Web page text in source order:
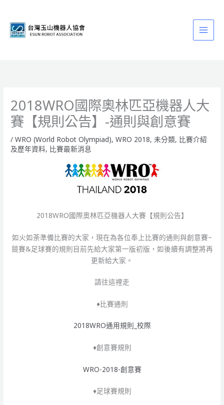
2018WRO國際奧林匹亞機器人大
賽【規則公告】-通則與創意賽
/WRO (World Robot Olympiad),WRO 2018,未分類, 比賽介紹
及歷年資料, 比賽最新消息
2018WRO國際奧林匹亞機器人大賽【規則公告】
如火如荼準備比賽的大家，現在為各位奉上比賽的通則與創意賽~
競賽&足球賽的規則目前先給大家第一版初版，如後續有調整將再
更新給大家。
請往這裡走
♦比賽通則
2018WRO通用規則_校際
♦創意賽規則
WRO-2018-創意賽
♦足球賽規則